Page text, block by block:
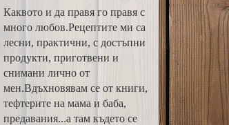
Каквото и да правя го правя с
много любов.Рецептите ми са
лесни, практични, с достъпни
продукти, приготвени и
снимани лично от
мен.Вдъхновявам се от книги,
тефтерите на мама и баба,
предавания...а там където се